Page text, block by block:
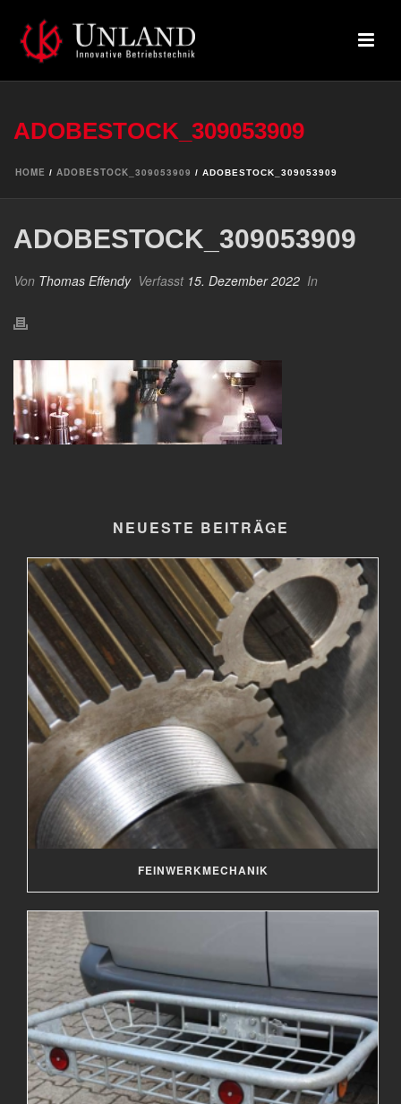
ADOBESTOCK_309053909
HOME / ADOBESTOCK_309053909 / ADOBESTOCK_309053909
ADOBESTOCK_309053909
Von Thomas Effendy Verfasst 15. Dezember 2022 In
NEUESTE BEITRÄGE
FEINWERKMECHANIK